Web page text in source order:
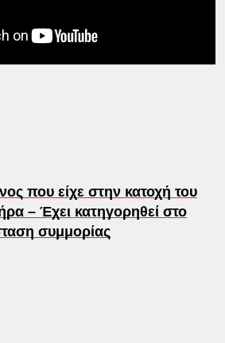
που είχε στην κατοχή του
– Έχει κατηγορηθεί στο
συμμορίας